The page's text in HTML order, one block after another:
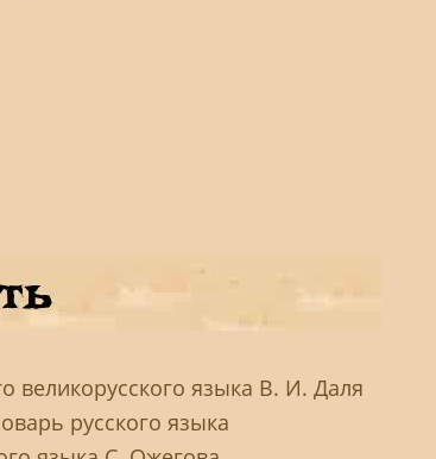
великорусского языка В. И. Даля
русского языка